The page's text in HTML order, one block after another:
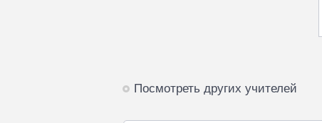
Посмотреть других учителей